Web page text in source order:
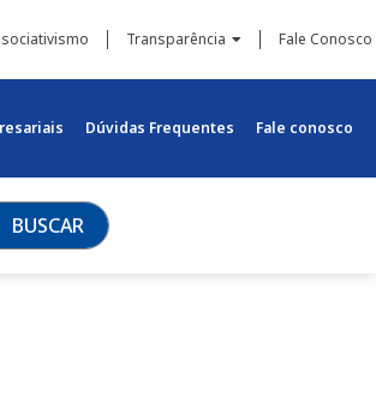
Transparência Fale Conosco
Dúvidas Frequentes Fale conosco
BUSCAR